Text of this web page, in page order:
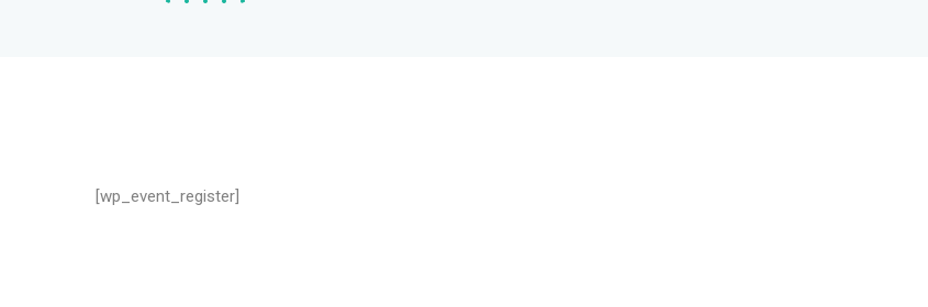
[wp_event_register]